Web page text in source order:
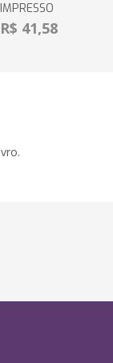
IMPRESSO
R$ 41,58